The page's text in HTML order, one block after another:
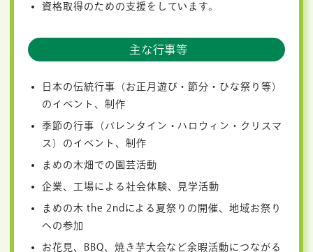
資格取得のための支援をしています。
主な行事等
日本の伝統行事（お正月遊び・節分・ひな祭り等）
のイベント、制作
季節の行事（バレンタイン・ハロウィン・クリスマ
ス）のイベント、制作
まめの木畑での園芸活動
企業、工場による社会体験、見学活動
まめの木 the 2ndによる夏祭りの開催、地域お祭り
への参加
お花見、BBQ、焼き芋大会など余暇活動につながる